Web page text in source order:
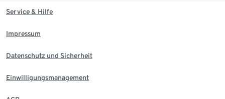
Service & Hilfe
Impressum
Datenschutz und Sicherheit
Einwilligungsmanagement